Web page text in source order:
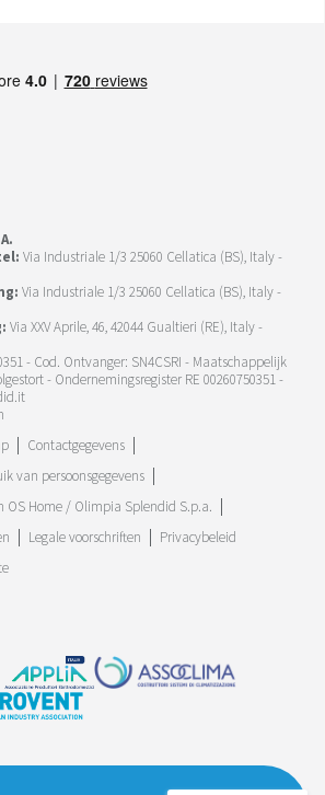
Via Industriale 1/3 25060 Cellatica (BS), Italy -
Via Industriale 1/3 25060 Cellatica (BS), Italy -
Via XXV Aprile, 46, 42044 Gualtieri (RE), Italy -
- Cod. Ontvanger: SN4CSRI - Maatschappelijk
- Ondernemingsregister RE 00260750351 -
Contactgegevens
van persoonsgegevens
OS Home / Olimpia Splendid S.p.a.
Legale voorschriften
Privacybeleid